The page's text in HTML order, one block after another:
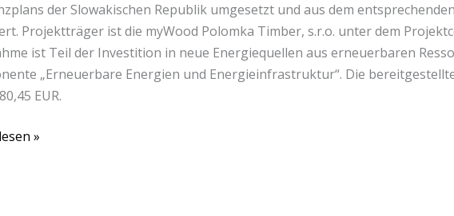
der Slowakischen Republik umgesetzt und aus dem
Projektträger ist die myWood Polomka Timber, s.r.o. unter dem
ist Teil der Investition in neue Energiequellen aus erneuerbaren
„Erneuerbare Energien und Energieinfrastruktur“. Die
EUR.
»